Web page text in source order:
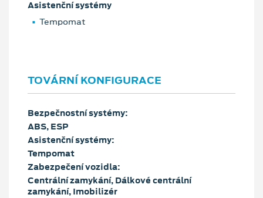
Asistenční systémy
Tempomat
TOVÁRNÍ KONFIGURACE
Bezpečnostní systémy:
ABS, ESP
Asistenční systémy:
Tempomat
Zabezpečení vozidla:
Centrální zamykání, Dálkové centrální
zamykání, Imobilizér